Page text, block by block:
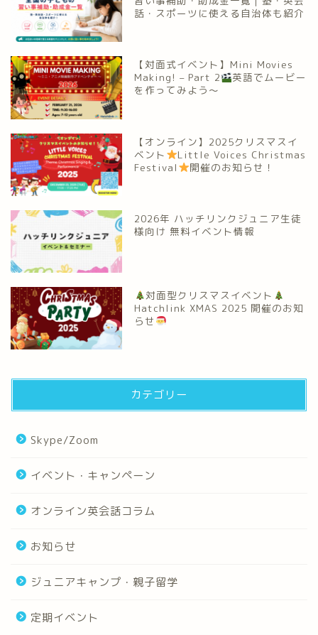
話・スポーツに使える自治体も紹介
【対面式イベント】Mini Movies
Making! – Part 2
英語でムービー
を作ってみよう～
【オンライン】2025クリスマスイ
ベント
Little Voices Christmas
Festival
開催のお知らせ！
2026年 ハッチリンクジュニア生徒
様向け 無料イベント情報
対面型クリスマスイベント
Hatchlink XMAS 2025 開催のお知
らせ
カテゴリー
Skype/Zoom
イベント・キャンペーン
オンライン英会話コラム
お知らせ
ジュニアキャンプ・親子留学
定期イベント